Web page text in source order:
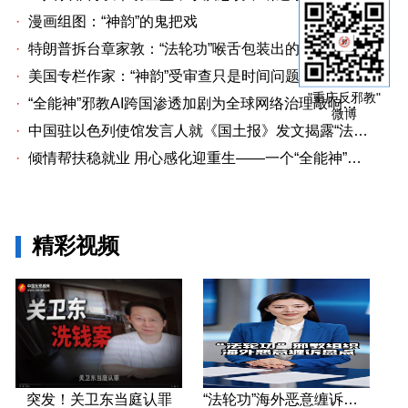
"重庆反邪教"
微博
· 漫画组图：“神韵”的鬼把戏
· 特朗普拆台章家敦：“法轮功”喉舌包装出的“中国专家”
·
美国专栏作家：“神韵”受审查只是时间问题关卫东认罪牵出与《大纪元时报》资金链条
· “全能神”邪教AI跨国渗透加剧为全球网络治理敲响警钟
· 中国驻以色列使馆发言人就《国土报》发文揭露“法轮功”邪教本质答记者问
· 倾情帮扶稳就业 用心感化迎重生——一个“全能神”人员的重生
精彩视频
突发！关卫东当庭认罪 “法轮功”海外恶意缠诉盘点